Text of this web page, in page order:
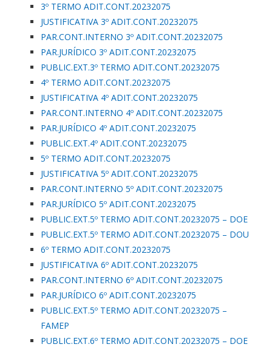
3º TERMO ADIT.CONT.20232075
JUSTIFICATIVA 3º ADIT.CONT.20232075
PAR.CONT.INTERNO 3º ADIT.CONT.20232075
PAR.JURÍDICO 3º ADIT.CONT.20232075
PUBLIC.EXT.3º TERMO ADIT.CONT.20232075
4º TERMO ADIT.CONT.20232075
JUSTIFICATIVA 4º ADIT.CONT.20232075
PAR.CONT.INTERNO 4º ADIT.CONT.20232075
PAR.JURÍDICO 4º ADIT.CONT.20232075
PUBLIC.EXT.4º ADIT.CONT.20232075
5º TERMO ADIT.CONT.20232075
JUSTIFICATIVA 5º ADIT.CONT.20232075
PAR.CONT.INTERNO 5º ADIT.CONT.20232075
PAR.JURÍDICO 5º ADIT.CONT.20232075
PUBLIC.EXT.5º TERMO ADIT.CONT.20232075 – DOE
PUBLIC.EXT.5º TERMO ADIT.CONT.20232075 – DOU
6º TERMO ADIT.CONT.20232075
JUSTIFICATIVA 6º ADIT.CONT.20232075
PAR.CONT.INTERNO 6º ADIT.CONT.20232075
PAR.JURÍDICO 6º ADIT.CONT.20232075
PUBLIC.EXT.5º TERMO ADIT.CONT.20232075 –
FAMEP
PUBLIC.EXT.6º TERMO ADIT.CONT.20232075 – DOE